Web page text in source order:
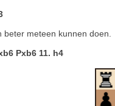
beter meteen kunnen doen.
Pxb6 11. h4